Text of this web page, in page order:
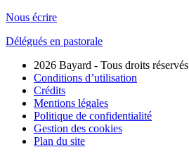
Nous écrire
Délégués en pastorale
2026 Bayard - Tous droits réservés
Conditions d’utilisation
Crédits
Mentions légales
Politique de confidentialité
Gestion des cookies
Plan du site